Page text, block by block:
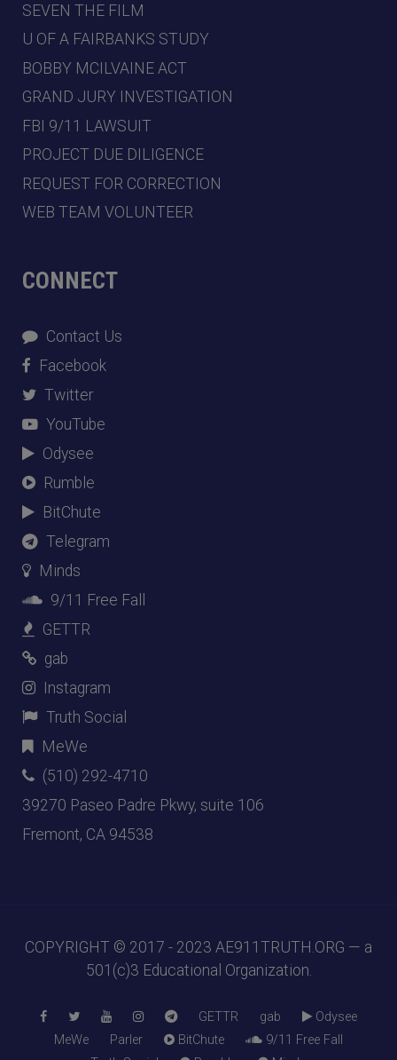
SEVEN THE FILM
U OF A FAIRBANKS STUDY
BOBBY MCILVAINE ACT
GRAND JURY INVESTIGATION
FBI 9/11 LAWSUIT
PROJECT DUE DILIGENCE
REQUEST FOR CORRECTION
WEB TEAM VOLUNTEER
CONNECT
Contact Us
Facebook
Twitter
YouTube
Odysee
Rumble
BitChute
Telegram
Minds
9/11 Free Fall
GETTR
gab
Instagram
Truth Social
MeWe
(510) 292-4710
39270 Paseo Padre Pkwy, suite 106
Fremont, CA 94538
COPYRIGHT © 2017 - 2023 AE911TRUTH.ORG — a
501(c)3 Educational Organization.
GETTR gab
Odysee
MeWe
Parler BitChute
9/11 Free Fall